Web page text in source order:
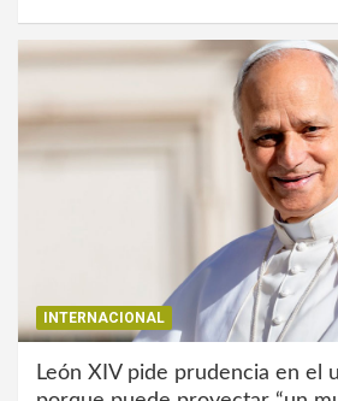
INTERNACIONAL
León XIV pide prudencia en el